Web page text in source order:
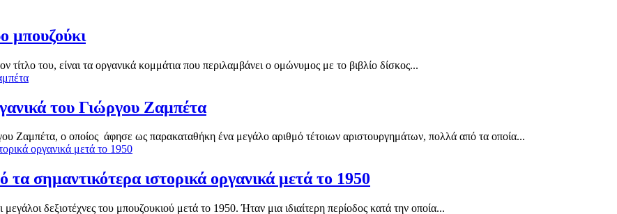
μπουζούκι
τίτλο του, είναι τα οργανικά κομμάτια που περιλαμβάνει ο ομώνυμος με το βιβλίο δίσκος...
του Γιώργου Ζαμπέτα
Ζαμπέτα, ο οποίος άφησε ως παρακαταθήκη ένα μεγάλο αριθμό τέτοιων αριστουργημάτων, πολλά από τα οποία...
σημαντικότερα ιστορικά οργανικά μετά το 1950
δεξιοτέχνες του μπουζουκιού μετά το 1950. Ήταν μια ιδιαίτερη περίοδος κατά την οποία...